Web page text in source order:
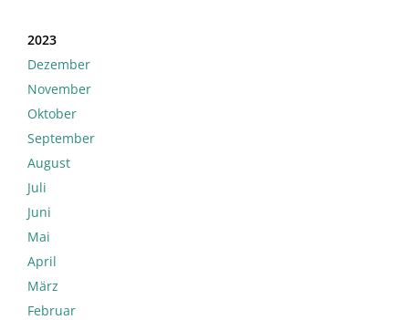
2023
Dezember
November
Oktober
September
August
Juli
Juni
Mai
April
März
Februar